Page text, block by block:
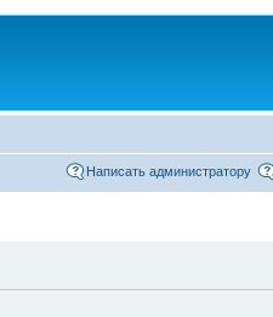
Написать администратору